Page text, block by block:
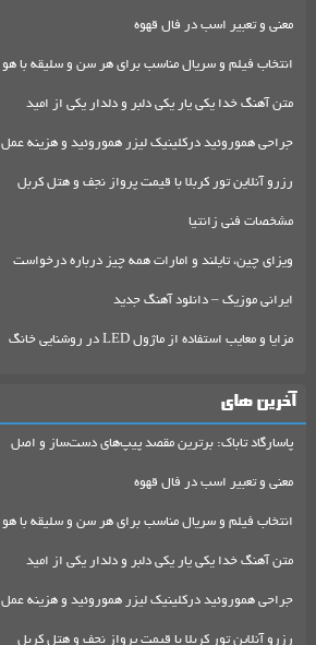
معنی و تعبیر اسب در فال قهوه
انتخاب فیلم و سریال مناسب برای هر سن و سلیقه با هو
متن آهنگ خدا یکی یار یکی دلبر و دلدار یکی از امید
جراحی هموروئید درکلینیک لیزر هموروئید و هزینه عمل
رزرو آنلاین تور کربلا با قیمت پرواز نجف و هتل کربل
مشخصات فنی زانتیا
ویزای چین، تایلند و امارات همه چیز درباره درخواست
ایرانی موزیک – دانلود آهنگ جدید
مزایا و معایب استفاده از ماژول LED در روشنایی خانگ
آخرین های
پاسارگاد تاباک: برترین مقصد پیپ‌های دست‌ساز و اصل
معنی و تعبیر اسب در فال قهوه
انتخاب فیلم و سریال مناسب برای هر سن و سلیقه با هو
متن آهنگ خدا یکی یار یکی دلبر و دلدار یکی از امید
جراحی هموروئید درکلینیک لیزر هموروئید و هزینه عمل
رزرو آنلاین تور کربلا با قیمت پرواز نجف و هتل کربل